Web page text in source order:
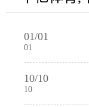
01/01
01
10/10
10